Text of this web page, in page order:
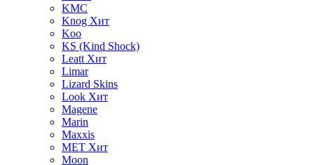
KMC
Knog Хит
Koo
KS (Kind Shock)
Leatt Хит
Limar
Lizard Skins
Look Хит
Magene
Marin
Maxxis
MET Хит
Moon